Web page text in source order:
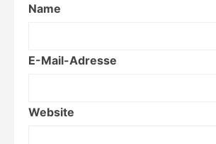
Name
E-Mail-Adresse
Website